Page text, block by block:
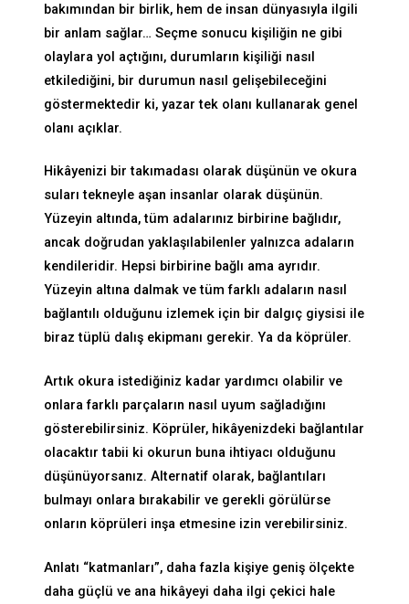
bakımından bir birlik, hem de insan dünyasıyla ilgili
bir anlam sağlar… Seçme sonucu kişiliğin ne gibi
olaylara yol açtığını, durumların kişiliği nasıl
etkilediğini, bir durumun nasıl gelişebileceğini
göstermektedir ki, yazar tek olanı kullanarak genel
olanı açıklar.
Hikâyenizi bir takımadası olarak düşünün ve okura
suları tekneyle aşan insanlar olarak düşünün.
Yüzeyin altında, tüm adalarınız birbirine bağlıdır,
ancak doğrudan yaklaşılabilenler yalnızca adaların
kendileridir. Hepsi birbirine bağlı ama ayrıdır.
Yüzeyin altına dalmak ve tüm farklı adaların nasıl
bağlantılı olduğunu izlemek için bir dalgıç giysisi ile
biraz tüplü dalış ekipmanı gerekir. Ya da köprüler.
Artık okura istediğiniz kadar yardımcı olabilir ve
onlara farklı parçaların nasıl uyum sağladığını
gösterebilirsiniz. Köprüler, hikâyenizdeki bağlantılar
olacaktır tabii ki okurun buna ihtiyacı olduğunu
düşünüyorsanız. Alternatif olarak, bağlantıları
bulmayı onlara bırakabilir ve gerekli görülürse
onların köprüleri inşa etmesine izin verebilirsiniz.
Anlatı “katmanları”, daha fazla kişiye geniş ölçekte
daha güçlü ve ana hikâyeyi daha ilgi çekici hale